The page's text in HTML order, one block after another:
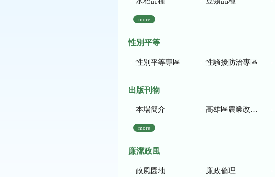
more
性別平等
性別平等專區 性騷擾防治專區
出版刊物
本場簡介 高雄區農業改良場研究彙報
more
廉潔政風
政風園地 廉政倫理